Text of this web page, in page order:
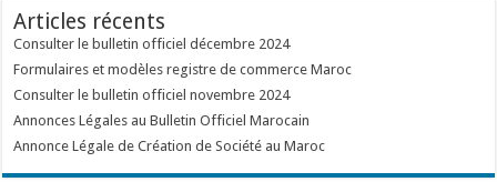
Articles récents
Consulter le bulletin officiel décembre 2024
Formulaires et modèles registre de commerce Maroc
Consulter le bulletin officiel novembre 2024
Annonces Légales au Bulletin Officiel Marocain
Annonce Légale de Création de Société au Maroc